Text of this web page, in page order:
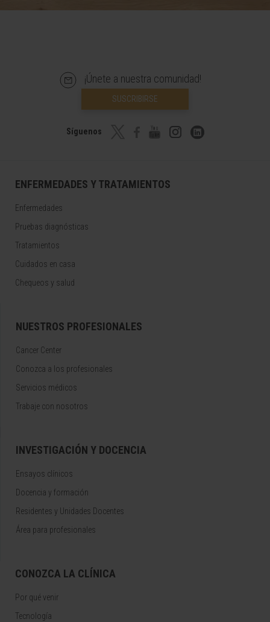
¡Únete a nuestra comunidad!
SUSCRIBIRSE
Síguenos
ENFERMEDADES Y TRATAMIENTOS
Enfermedades
Pruebas diagnósticas
Tratamientos
Cuidados en casa
Chequeos y salud
NUESTROS PROFESIONALES
Cancer Center
Conozca a los profesionales
Servicios médicos
Trabaje con nosotros
INVESTIGACIÓN Y DOCENCIA
Ensayos clínicos
Docencia y formación
Residentes y Unidades Docentes
Área para profesionales
CONOZCA LA CLÍNICA
Por qué venir
Tecnología